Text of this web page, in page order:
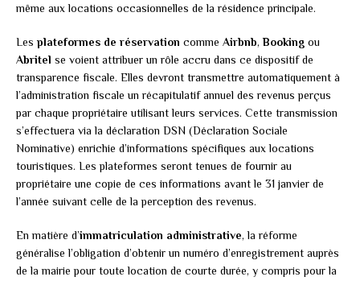
même aux locations occasionnelles de la résidence principale.
Les plateformes de réservation comme Airbnb,Booking ou
Abritel se voient attribuer un rôle accru dans ce dispositif de
transparence fiscale. Elles devront transmettre automatiquement à
l’administration fiscale un récapitulatif annuel des revenus perçus
par chaque propriétaire utilisant leurs services. Cette transmission
s’effectuera via la déclaration DSN (Déclaration Sociale
Nominative) enrichie d’informations spécifiques aux locations
touristiques. Les plateformes seront tenues de fournir au
propriétaire une copie de ces informations avant le 31 janvier de
l’année suivant celle de la perception des revenus.
En matière d’immatriculation administrative, la réforme
généralise l’obligation d’obtenir un numéro d’enregistrement auprès
de la mairie pour toute location de courte durée, y compris pour la